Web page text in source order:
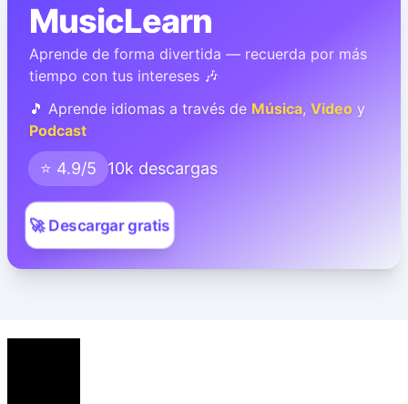
MusicLearn
Aprende de forma divertida — recuerda por más
tiempo con tus intereses 🎶
🎵 Aprende idiomas a través de Música, Video y
Podcast
⭐ 4.9/5 10k descargas
🚀 Descargar gratis